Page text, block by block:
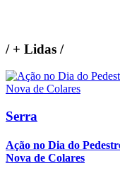
/+ Lidas /
Serra
Ação no Dia do
Nova de Colares